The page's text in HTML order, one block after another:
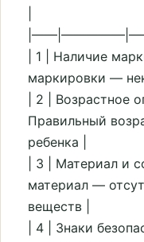
| 1 | Наличие
маркировки —
| 2 | Возрастное
Правильный
ребенка |
| 3 | Материал и
материал —
веществ |
| 4 | Знаки